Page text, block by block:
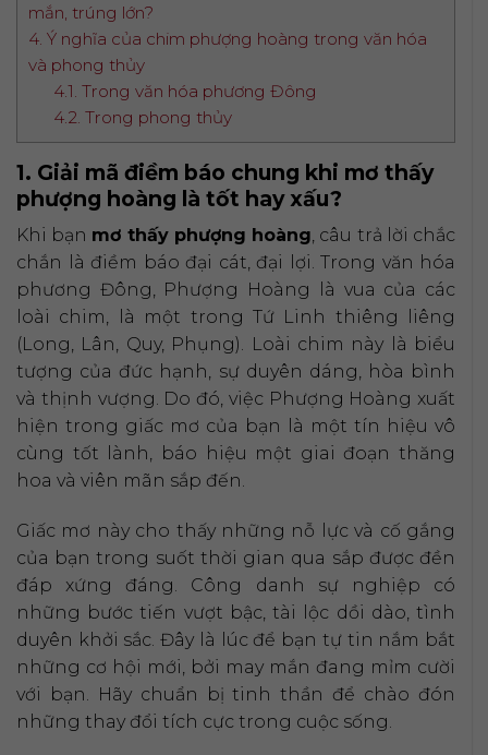
mắn, trúng lớn?
4. Ý nghĩa của chim phượng hoàng trong văn hóa
và phong thủy
4.1. Trong văn hóa phương Đông
4.2. Trong phong thủy
1. Giải mã điềm báo chung khi mơ thấy
phượng hoàng là tốt hay xấu?
Khi bạn mơ thấy phượng hoàng, câu trả lời chắc
chắn là điềm báo đại cát, đại lợi. Trong văn hóa
phương Đông, Phượng Hoàng là vua của các
loài chim, là một trong Tứ Linh thiêng liêng
(Long, Lân, Quy, Phụng). Loài chim này là biểu
tượng của đức hạnh, sự duyên dáng, hòa bình
và thịnh vượng. Do đó, việc Phượng Hoàng xuất
hiện trong giấc mơ của bạn là một tín hiệu vô
cùng tốt lành, báo hiệu một giai đoạn thăng
hoa và viên mãn sắp đến.
Giấc mơ này cho thấy những nỗ lực và cố gắng
của bạn trong suốt thời gian qua sắp được đền
đáp xứng đáng. Công danh sự nghiệp có
những bước tiến vượt bậc, tài lộc dồi dào, tình
duyên khởi sắc. Đây là lúc để bạn tự tin nắm bắt
những cơ hội mới, bởi may mắn đang mỉm cười
với bạn. Hãy chuẩn bị tinh thần để chào đón
những thay đổi tích cực trong cuộc sống.